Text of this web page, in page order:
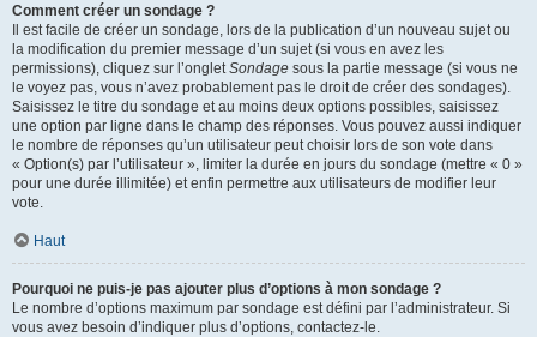
Comment créer un sondage ?
Il est facile de créer un sondage, lors de la publication d’un nouveau sujet ou
la modification du premier message d’un sujet (si vous en avez les
permissions), cliquez sur l’ongletSondage sous la partie message (si vous ne
le voyez pas, vous n’avez probablement pas le droit de créer des sondages).
Saisissez le titre du sondage et au moins deux options possibles, saisissez
une option par ligne dans le champ des réponses. Vous pouvez aussi indiquer
le nombre de réponses qu’un utilisateur peut choisir lors de son vote dans
« Option(s) par l’utilisateur », limiter la durée en jours du sondage (mettre « 0 »
pour une durée illimitée) et enfin permettre aux utilisateurs de modifier leur
vote.
Haut
Pourquoi ne puis-je pas ajouter plus d’options à mon sondage ?
Le nombre d’options maximum par sondage est défini par l’administrateur. Si
vous avez besoin d’indiquer plus d’options, contactez-le.